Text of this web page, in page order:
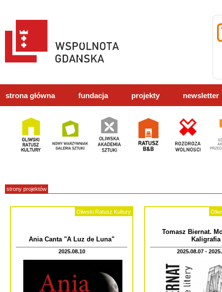
strona główna fundacja projekty newsletter
strony projektów
Oliwski Ratusz Kultury
Ania Canta "A Luz de Luna"
2025.08.10
Tomasz Biernat.
Kaligrafia
2025.08.07 -